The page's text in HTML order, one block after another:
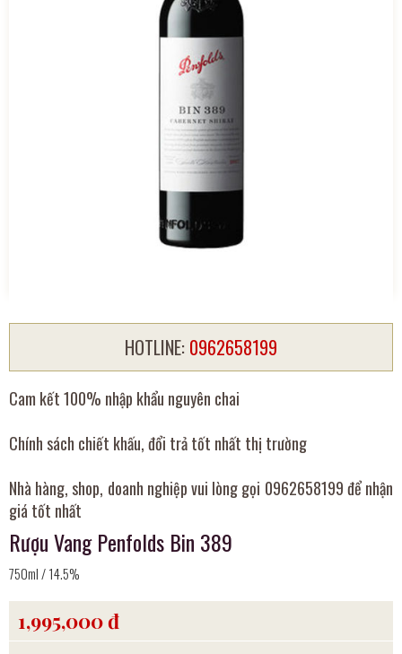
HOTLINE: 0962658199
Cam kết 100% nhập khẩu nguyên chai
Chính sách chiết khấu, đổi trả tốt nhất thị trường
Nhà hàng, shop, doanh nghiệp vui lòng gọi 0962658199 để nhận
giá tốt nhất
Rượu Vang Penfolds Bin 389
750ml / 14.5%
1,995,000 đ